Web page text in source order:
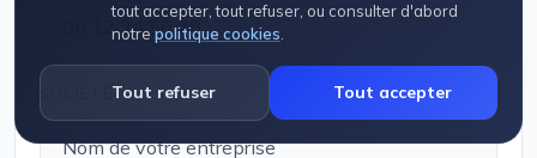
tout accepter, tout refuser, ou consulter d'abord
notre politique cookies
Tout refuser Tout accepter